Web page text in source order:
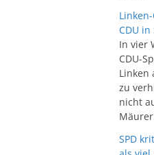
CDU
In vier
CDU-
Linken
zu
nicht
SPD